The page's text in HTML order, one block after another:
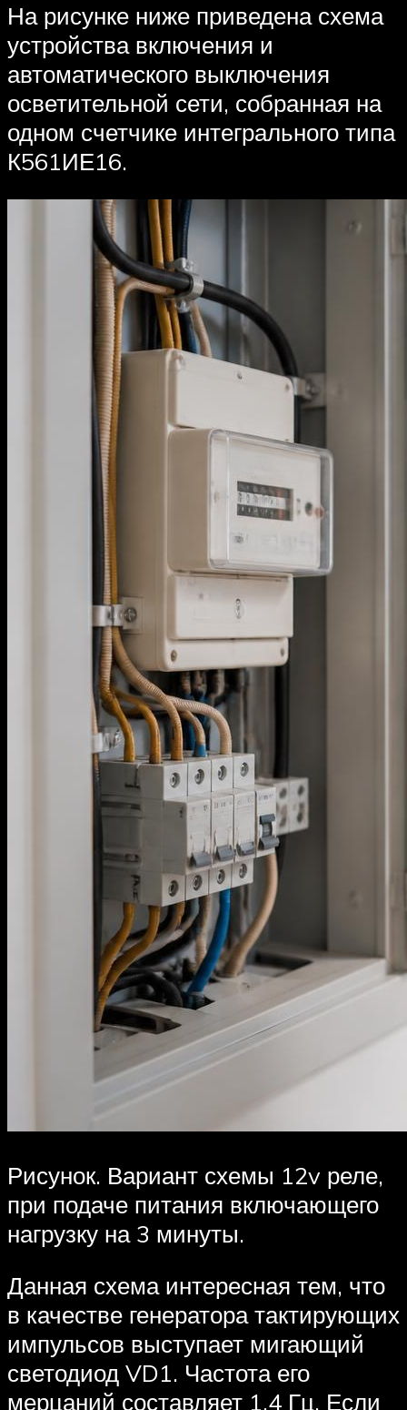
На рисунке ниже приведена схема
устройства включения и
автоматического выключения
осветительной сети, собранная на
одном счетчике интегрального типа
К561ИЕ16.
Рисунок. Вариант схемы 12v реле,
при подаче питания включающего
нагрузку на 3 минуты.
Данная схема интересная тем, что
в качестве генератора тактирующих
импульсов выступает мигающий
светодиод VD1. Частота его
мерцаний составляет 1,4 Гц. Если